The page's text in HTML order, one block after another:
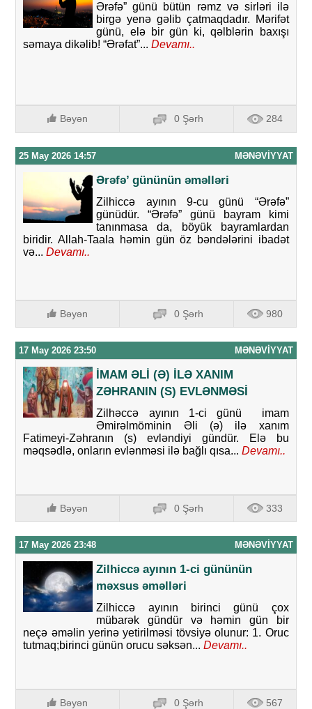
Ərəfə” günü bütün rəmz və sirləri ilə
birgə yenə gəlib çatmaqdadır. Mərifət
günü, elə bir gün ki, qəlblərin baxışı
səmaya dikəlib! “Ərəfat”... Devamı..
Bəyən 0 Şərh 284
25 May 2026 14:57 MƏNƏVIYYAT
Ərəfə’ gününün əməlləri
Zilhiccə ayının 9-cu günü “Ərəfə”
günüdür. “Ərəfə” günü bayram kimi
tanınmasa da, böyük bayramlardan
biridir. Allah-Taala həmin gün öz bəndələrini ibadət
və... Devamı..
Bəyən 0 Şərh 980
17 May 2026 23:50 MƏNƏVIYYAT
İMAM ƏLİ (Ə) İLƏ XANIM
ZƏHRANIN (S) EVLƏNMƏSİ
Zilhəccə ayının 1-ci günü imam
Əmirəlmöminin Əli (ə) ilə xanım
Fatimeyi-Zəhranın (s) evləndiyi gündür. Elə bu
məqsədlə, onların evlənməsi ilə bağlı qısa... Devamı..
Bəyən 0 Şərh 333
17 May 2026 23:48 MƏNƏVIYYAT
Zilhiccə ayının 1-ci gününün
məxsus əməlləri
Zilhiccə ayının birinci günü çox
mübarək gündür və həmin gün bir
neçə əməlin yerinə yetirilməsi tövsiyə olunur: 1. Oruc
tutmaq;birinci günün orucu səksən... Devamı..
Bəyən 0 Şərh 567